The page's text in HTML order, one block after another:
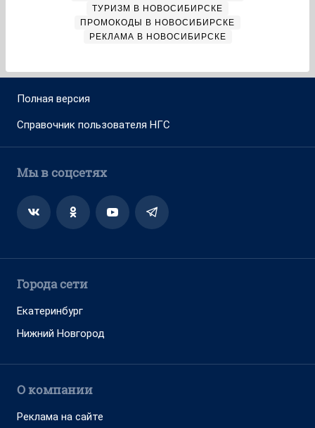
ТУРИЗМ В НОВОСИБИРСКЕ
ПРОМОКОДЫ В НОВОСИБИРСКЕ
РЕКЛАМА В НОВОСИБИРСКЕ
Полная версия
Справочник пользователя НГС
Мы в соцсетях
Города сети
Екатеринбург
Нижний Новгород
О компании
Реклама на сайте